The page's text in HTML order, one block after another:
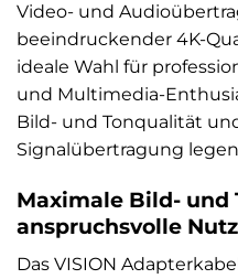
Video- und
beeindruckender 4K-
ideale Wahl für
und Multimedia-
Bild- und Tonqualität
Signalübertragung
Maximale Bild-
anspruchsvolle
Das VISION